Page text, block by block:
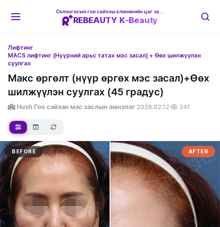
REBEAUTY K-Beauty
Лифтинг
MACS лифтинг (Нүүрний арьс татах мэс засал) + Өөх шилжүүлэн
суулгах
Макс өргөлт (нүүр өргөх мэс засал)+Өөх
шилжүүлэн суулгах (45 градус)
Hush Гоо сайхан мэс заслын эмнэлэг·2026.02.12· 241
AFTER
BEFORE